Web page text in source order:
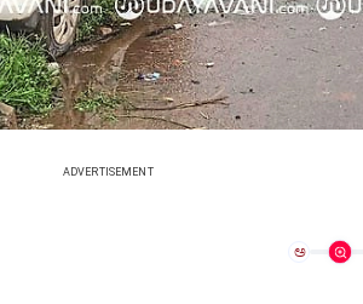
ADVERTISEMENT
ಅ